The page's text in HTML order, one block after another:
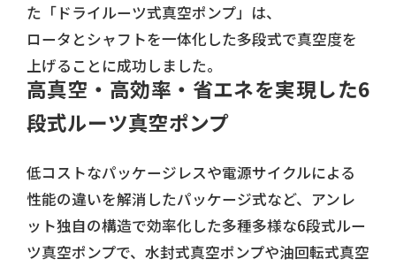
た「ドライルーツ式真空ポンプ」は、
ロータとシャフトを一体化した多段式で真空度を
上げることに成功しました。
高真空・高効率・省エネを実現した6
段式ルーツ真空ポンプ
低コストなパッケージレスや電源サイクルによる
性能の違いを解消したパッケージ式など、アンレ
ット独自の構造で効率化した多種多様な6段式ルー
ツ真空ポンプで、水封式真空ポンプや油回転式真空